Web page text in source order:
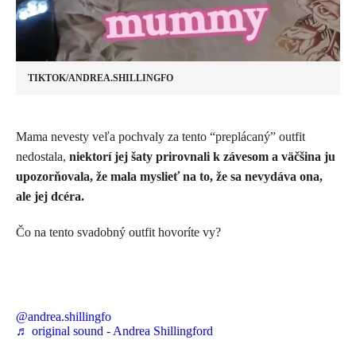
TIKTOK/ANDREA.SHILLINGFO
Mama nevesty veľa pochvaly za tento “preplácaný” outfit
nedostala, niektorí jej šaty prirovnali k závesom a väčšina ju
upozorňovala, že mala myslieť na to, že sa nevydáva ona,
ale jej dcéra.
Čo na tento svadobný outfit hovoríte vy?
@andrea.shillingfo
♬ original sound - Andrea Shillingford